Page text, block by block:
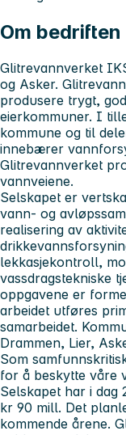
Om bedriften
Glitrevannverket
og Asker.
produsere trygt,
eierkommuner. I
kommune og til
innebærer
Glitrevannverket
vannveiene.
Selskapet er
vann- og
realisering av
lekkasjekontroll,
vassdragstekniske
oppgavene er
arbeidet utføres
samarbeidet.
Drammen, Lier,
Som
for å beskytte våre
Selskapet har i dag
kr 90 mill. Det
kommende årene.